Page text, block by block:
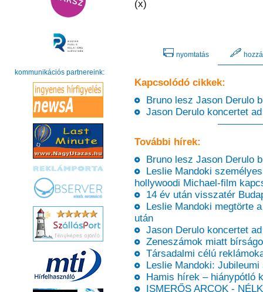
kommunikációs partnereink:
(x)
nyomtatás
Kapcsolódó cikkek:
Bruno lesz Jason Derulo
Jason Derulo koncertet ad
További hírek:
Bruno lesz Jason Derulo
Leslie Mandoki
hollywoodi Michael-film
14 év után visszatér
Leslie Mandoki megtörte a
után
Jason Derulo koncertet ad
Zeneszámok miatt
Társadalmi célú
Leslie Mandoki: Jubileumi
Hamis hírek – hiánypótló
ISMERŐS ARCOK -